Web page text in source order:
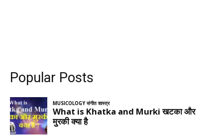
Popular Posts